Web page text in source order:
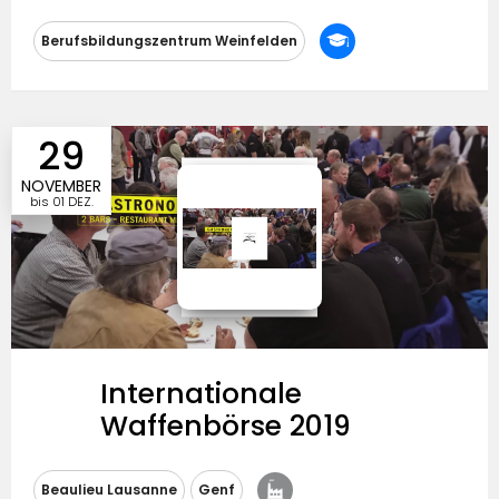
Berufsbildungszentrum Weinfelden
Messeausrichtung Besucherzulassung
29
NOVEMBER
bis 01 DEZ.
Internationale
Waffenbörse 2019
Beaulieu Lausanne Genf
Messeausrichtung Besucherzulassung